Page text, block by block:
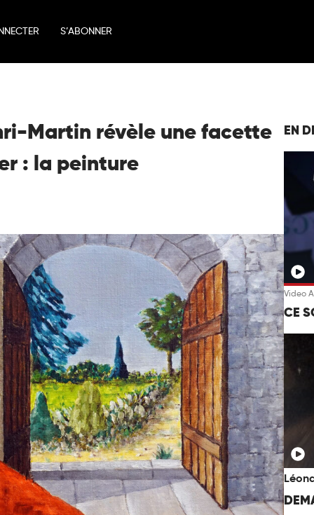
S’ABONNER
Martin révèle une facette
: la peinture
EN
Video
CE